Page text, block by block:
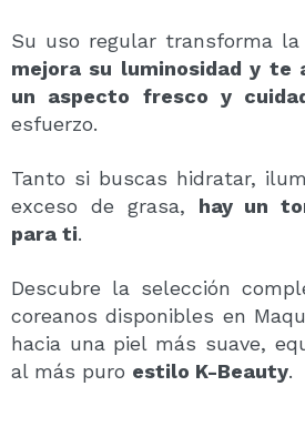
Su uso regular transforma
mejora su luminosidad y te
un aspecto fresco y
esfuerzo.
Tanto si buscas hidratar,
exceso de grasa, hay un
para ti.
Descubre la selección
coreanos disponibles en
hacia una piel más suave,
al más puro estilo K-Beauty.